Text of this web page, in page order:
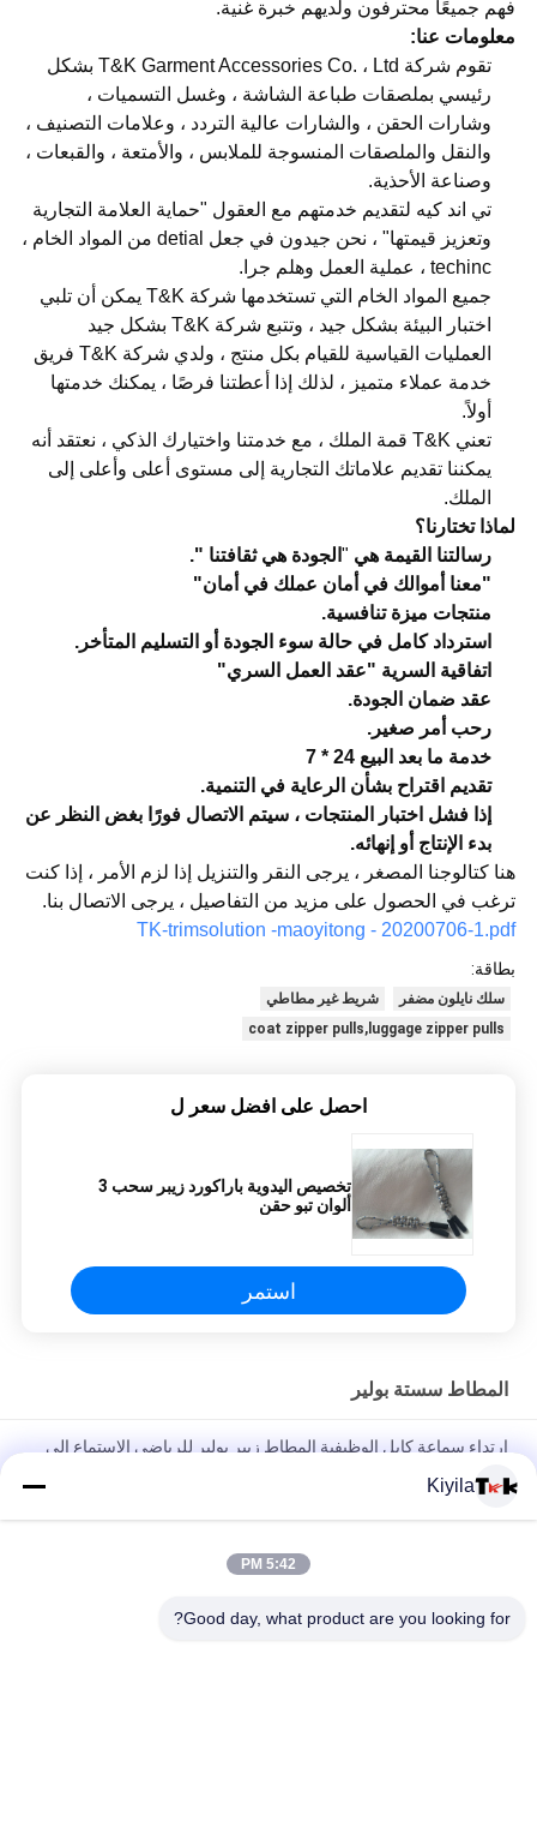
فهم جميعًا محترفون ولديهم خبرة غنية.
معلومات عنا:
تقوم شركة T&K Garment Accessories Co. ، Ltd بشكل
رئيسي بملصقات طباعة الشاشة ، وغسل التسميات ،
وشارات الحقن ، والشارات عالية التردد ، وعلامات التصنيف ،
والنقل والملصقات المنسوجة للملابس ، والأمتعة ، والقبعات ،
وصناعة الأحذية.
تي اند كيه لتقديم خدمتهم مع العقول "حماية العلامة التجارية
وتعزيز قيمتها" ، نحن جيدون في جعل detial من المواد الخام ،
techinc ، عملية العمل وهلم جرا.
جميع المواد الخام التي تستخدمها شركة T&K يمكن أن تلبي
اختبار البيئة بشكل جيد ، وتتبع شركة T&K بشكل جيد
العمليات القياسية للقيام بكل منتج ، ولدي شركة T&K فريق
خدمة عملاء متميز ، لذلك إذا أعطتنا فرصًا ، يمكنك خدمتها
أولاً.
تعني T&K قمة الملك ، مع خدمتنا واختيارك الذكي ، نعتقد أنه
يمكننا تقديم علاماتك التجارية إلى مستوى أعلى وأعلى إلى
الملك.
لماذا تختارنا؟
رسالتنا القيمة هي "الجودة هي ثقافتنا ".
"معنا أموالك في أمان عملك في أمان"
منتجات ميزة تنافسية.
استرداد كامل في حالة سوء الجودة أو التسليم المتأخر.
اتفاقية السرية "عقد العمل السري"
عقد ضمان الجودة.
رحب أمر صغير.
خدمة ما بعد البيع 24 * 7
تقديم اقتراح بشأن الرعاية في التنمية.
إذا فشل اختبار المنتجات ، سيتم الاتصال فورًا بغض النظر عن
بدء الإنتاج أو إنهائه.
هنا كتالوجنا المصغر ، يرجى النقر والتنزيل إذا لزم الأمر ، إذا كنت
ترغب في الحصول على مزيد من التفاصيل ، يرجى الاتصال بنا.
TK-trimsolution -maoyitong - 20200706-1.pdf
بطاقة:
سلك نايلون مضفر
شريط غير مطاطي
coat zipper pulls,luggage zipper pulls
احصل على افضل سعر ل
تخصيص اليدوية باراكورد زيبر سحب 3
ألوان تبو حقن
استمر
المطاط سستة بولير
ارتداء سماعة كابل الوظيفية المطاط زيبر بولير للرياضي الاستماع إلى
الفلورسنت الأخضر حبل العين اصطياد سحاب بولير للملابس الرياضية
والمتوسطة النحاسية المنقوشة
Kiyila
5:42 PM
Good day, what product are you looking for?